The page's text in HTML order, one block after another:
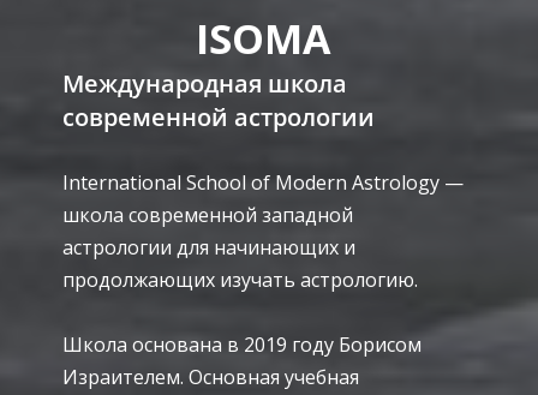
ISOMA
Международная школа
современной астрологии
International School of Modern Astrology —
школа современной западной
астрологии для начинающих и
продолжающих изучать астрологию.
Школа основана в 2019 году Борисом
Израителем. Основная учебная